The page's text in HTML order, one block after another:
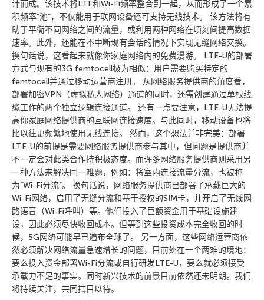
计而成。该技术将LTE和Wi-Fi频率整合到一起，从而形成了一个累
积频率”池”，不仅能用于联网设备还可支持无线技术。 该方法将有
助于平衡不同网络之间的流量，或利用两种网络在顷刻间提高数据
速率。此外，还能在不中断现有会话的情况下实现无缝网络交换。
换句话说，这看起来就像你家庭网络内的免费漫游。 LTE-U的部署
方式与现有的3G femtocell极为相似：用户需要购买特定的
femtocell并通过移动运营商注册。 从网络服务提供商的角度看，
部署加密VPN（虚拟私人网络）通道的同时，还需创建通过单根线
缆工作的两个独立逻辑连接通道。 还有一点要注意，LTE-U无法提
高你家庭网络提供商的互联网连接速度。与此同时，移动设备也将
比以往更频繁地使用无线连接。 然而，这个想法并非完美：部署
LTE-U的前提是需要网络服务提供商参与其中，但问题是提供商并
不一定会对此类合作持积极态度。而许多网络服务提供商则采用另
一种方法来解决同一难题，例如：将室内连接流量分流，也被称
为”Wi-Fi分流”。 换句话说，网络服务提供商已部署了承载巨大的
Wi-Fi网络，启用了无缝分流和基于授权的SIM卡，并开启了无线网
路语音（Wi-Fi呼叫）等。他们投入了巨额资金用于基础设施建
设，因此必须尽快收回成本。但等到这些投资成本完全收回的时
候，5G网络可能早已遍布全球了。 另一方面，这些网络运营商依
然必须解决网络流量急速增长的问题，目前处在一个两难的境地：
要么投入资金部署Wi-Fi分流或自行研发LTE-U，要么就必须接受
承载力不足的事实。同时新兴技术的前景目前依然还未明朗。我们
将持续关注，共同拭目以待。